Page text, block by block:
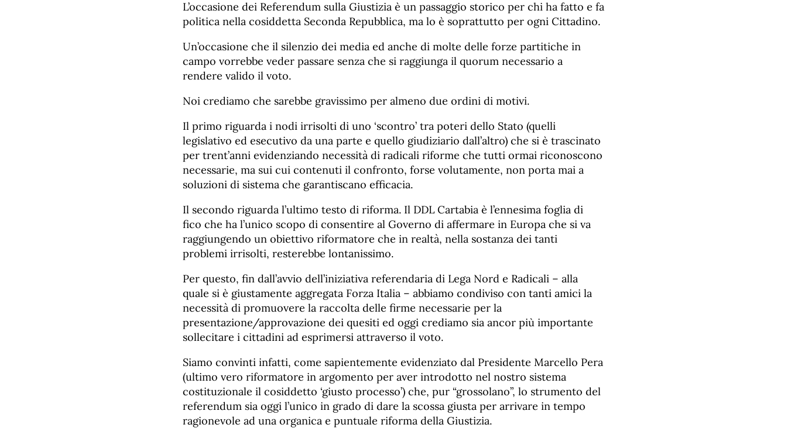
L’occasione dei Referendum sulla Giustizia è un passaggio storico per chi ha fatto e fa
politica nella cosiddetta Seconda Repubblica, ma lo è soprattutto per ogni Cittadino.
Un’occasione che il silenzio dei media ed anche di molte delle forze partitiche in
campo vorrebbe veder passare senza che si raggiunga il quorum necessario a
rendere valido il voto.
Noi crediamo che sarebbe gravissimo per almeno due ordini di motivi.
Il primo riguarda i nodi irrisolti di uno ‘scontro’ tra poteri dello Stato (quelli
legislativo ed esecutivo da una parte e quello giudiziario dall’altro) che si è trascinato
per trent’anni evidenziando necessità di radicali riforme che tutti ormai riconoscono
necessarie, ma sui cui contenuti il confronto, forse volutamente, non porta mai a
soluzioni di sistema che garantiscano efficacia.
Il secondo riguarda l’ultimo testo di riforma. Il DDL Cartabia è l’ennesima foglia di
fico che ha l’unico scopo di consentire al Governo di affermare in Europa che si va
raggiungendo un obiettivo riformatore che in realtà, nella sostanza dei tanti
problemi irrisolti, resterebbe lontanissimo.
Per questo, fin dall’avvio dell’iniziativa referendaria di Lega Nord e Radicali – alla
quale si è giustamente aggregata Forza Italia – abbiamo condiviso con tanti amici la
necessità di promuovere la raccolta delle firme necessarie per la
presentazione/approvazione dei quesiti ed oggi crediamo sia ancor più importante
sollecitare i cittadini ad esprimersi attraverso il voto.
Siamo convinti infatti, come sapientemente evidenziato dal Presidente Marcello Pera
(ultimo vero riformatore in argomento per aver introdotto nel nostro sistema
costituzionale il cosiddetto ‘giusto processo’) che, pur “grossolano”, lo strumento del
referendum sia oggi l’unico in grado di dare la scossa giusta per arrivare in tempo
ragionevole ad una organica e puntuale riforma della Giustizia.